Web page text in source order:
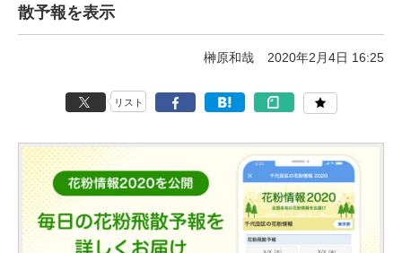
散予報を表示
榊原和哉 2020年2月4日 16:25
リスト